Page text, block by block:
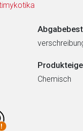
Chemisch